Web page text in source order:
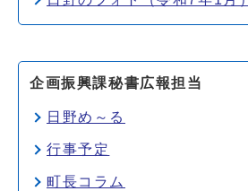
企画振興課秘書広報担当
日野め～る
行事予定
町長コラム